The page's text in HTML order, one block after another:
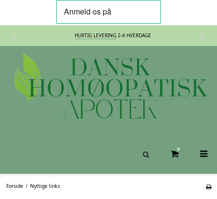
HURTIG LEVERING 2-4 HVERDAGE
0
Forside / Nyttige links